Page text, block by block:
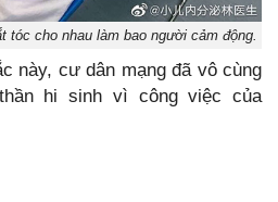
tóc cho nhau làm bao người cảm động.
này, cư dân mạng đã vô cùng
hi sinh vì công việc của